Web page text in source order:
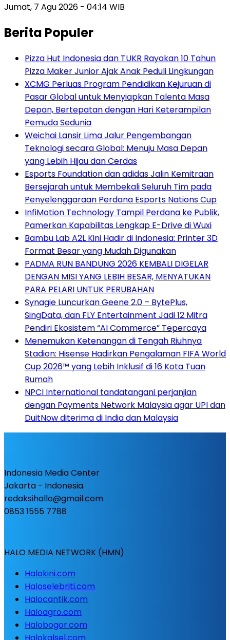
Jumat, 7 Agu 2026 - 04:14 WIB
Berita Populer
Pizza Hut Indonesia dan TUKR Rayakan 10 Tahun
Pizza Maker Junior Ajak Anak Peduli Lingkungan
XCMG Perluas Program Pendidikan Kejuruan di
Pasar Global untuk Menyiapkan Talenta Masa
Depan, Bertepatan dengan Hari Keterampilan
Pemuda Sedunia
Weichai Lansir Lima Jalur Pengembangan
Teknologi secara Global: Menuju Masa Depan
yang Lebih Hijau dan Cerdas
Esports Foundation dan adidas Jalin Kemitraan
Bersejarah untuk Membekali Seluruh Tim pada
Penyelenggaraan Perdana Esports Nations Cup
InfiMotion Technology Tampil Perdana ke Publik,
Pamerkan Kapabilitas Lengkap E-Drive di Wuxi
Bambu Lab A2L Kini Hadir di Indonesia: Printer 3D
Format Besar yang Mudah Digunakan
PADMA RUN BANDUNG 2026 KEMBALI DIGELAR
DENGAN MISI YANG LEBIH BESAR, MENYATUKAN
PARA PELARI UNTUK PERUBAHAN
Synagie Luncurkan Geene 2.0 – BytePlus,
SingData, dan FLY Entertainment Jadi 12 Mitra
Pendiri Ekosistem “AI Commerce” Tepercaya
Menemukan Ketenangan di Tengah Riuhnya
Stadion: Hisense Hadirkan Pengalaman FIFA World
Cup 2026™ yang Lebih Inklusif di 16 Kota Tuan
Rumah
NPCI International tandatangani perjanjian
dengan Payments Network Malaysia agar UPI dan
DuitNow diterima di India dan Malaysia
Indonesia Media Center
Jakarta - Indonesia.
redaksihallo@gmail.com
0853 1555 7788
HALO MEDIA NETWORK (HMN)
Halokini.com
Haloselebriti.com
Halocantik.com
Haloagro.com
Halobogor.com
Halokalsel.com